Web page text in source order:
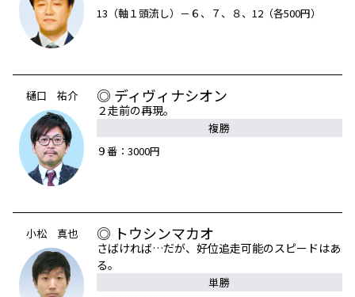
13（軸１頭流し）－６、７、８、12（各500円）
樋口 祐介 ◎ ディヴィナシオン
２走前の再現。
複勝
９番：3000円
小松 真也 ◎ トウシンマカオ
さばければ…だが、好位追走可能のスピードはあ
る。
単勝